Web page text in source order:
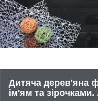
Дитяча дерев'яна
ім'ям та